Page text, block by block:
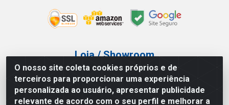
O nosso site coleta cookies próprios e de
terceiros para proporcionar uma experiência
personalizada ao usuário, apresentar publicidade
relevante de acordo com o seu perfil e melhorar a
Loja / Showroom
Tel.: (11) 3227-0546
Av Vautier, 587/597 - Pari - São Paulo/SP